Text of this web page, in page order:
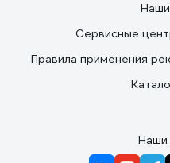
Наши
Сервисные
Правила применения
Наши